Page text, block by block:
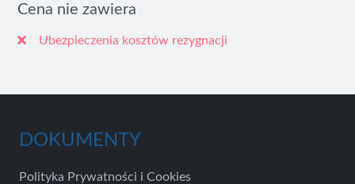
Cena nie zawiera
Ubezpieczenia kosztów rezygnacji
DOKUMENTY
Polityka Prywatności i Cookies